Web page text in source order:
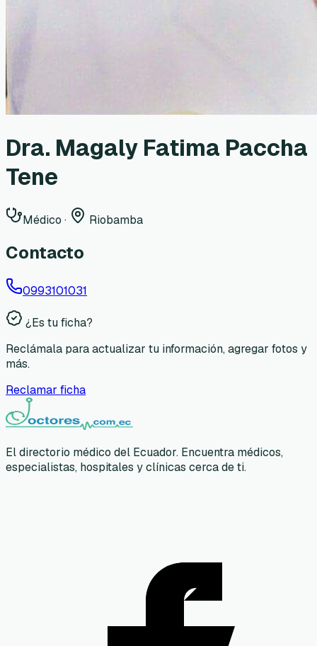
Dra. Magaly Fatima Paccha
Tene
Médico · Riobamba
Contacto
0993101031
¿Es tu ficha?
Reclámala para actualizar tu información, agregar fotos y
más.
Reclamar ficha
El directorio médico del Ecuador. Encuentra médicos,
especialistas, hospitales y clínicas cerca de ti.